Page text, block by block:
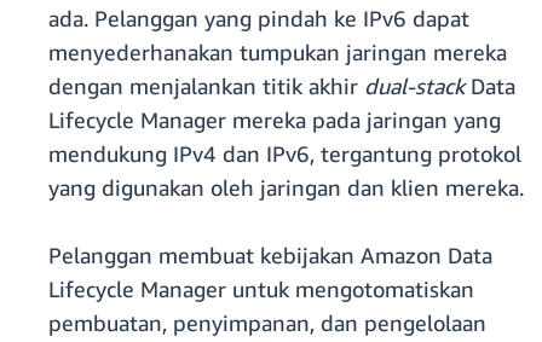
ada. Pelanggan yang pindah ke IPv6 dapat
menyederhanakan tumpukan jaringan mereka
dengan menjalankan titik akhir dual-stackData
Lifecycle Manager mereka pada jaringan yang
mendukung IPv4 dan IPv6, tergantung protokol
yang digunakan oleh jaringan dan klien mereka.
Pelanggan membuat kebijakan Amazon Data
Lifecycle Manager untuk mengotomatiskan
pembuatan, penyimpanan, dan pengelolaan